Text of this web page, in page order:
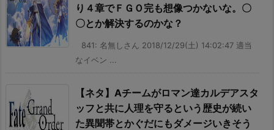
り４章でＦＧＯ完も想像つかないな。〇
〇とか解決するのかな？
841: 名無しさん 2018/12/29(土) 14:02:47 適当
なイベン ...
【ネタ】Aチームがロマン達カルデアスタ
ッフと共に人理を守るという歴史が続い
た異聞帯とかぐだにもダメージいきそう